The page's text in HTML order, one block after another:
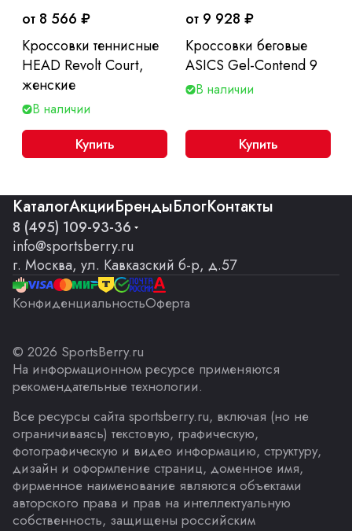
от 8 566 ₽
Кроссовки теннисные
HEAD Revolt Court,
женские
В наличии
Купить
от 9 928 ₽
Кроссовки беговые
ASICS Gel-Contend 9
В наличии
Купить
КаталогАкцииБрендыБлогКонтакты
8 (495) 109-93-36
info@sportsberry.ru
г. Москва, ул. Кавказский б-р, д.57
КонфиденциальностьОферта
© 2026 SportsBerry.ru
На информационном ресурсе применяются
рекомендательные технологии.
Все ресурсы сайта sportsberry.ru, включая (но не
ограничиваясь) текстовую, графическую,
фотографическую и видео информацию, структуру,
дизайн и оформление страниц, доменное имя,
фирменное наименование являются объектами
авторского права и прав на интеллектуальную
собственность, защищены российским